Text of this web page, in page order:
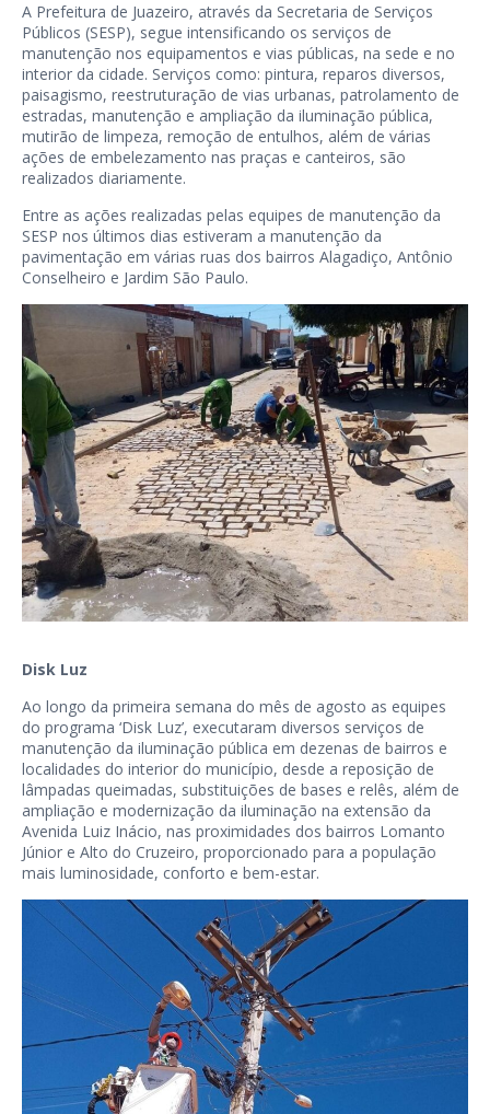
A Prefeitura de Juazeiro, através da Secretaria de Serviços
Públicos (SESP), segue intensificando os serviços de
manutenção nos equipamentos e vias públicas, na sede e no
interior da cidade. Serviços como: pintura, reparos diversos,
paisagismo, reestruturação de vias urbanas, patrolamento de
estradas, manutenção e ampliação da iluminação pública,
mutirão de limpeza, remoção de entulhos, além de várias
ações de embelezamento nas praças e canteiros, são
realizados diariamente.
Entre as ações realizadas pelas equipes de manutenção da
SESP nos últimos dias estiveram a manutenção da
pavimentação em várias ruas dos bairros Alagadiço, Antônio
Conselheiro e Jardim São Paulo.
Disk Luz
Ao longo da primeira semana do mês de agosto as equipes
do programa ‘Disk Luz’, executaram diversos serviços de
manutenção da iluminação pública em dezenas de bairros e
localidades do interior do município, desde a reposição de
lâmpadas queimadas, substituições de bases e relês, além de
ampliação e modernização da iluminação na extensão da
Avenida Luiz Inácio, nas proximidades dos bairros Lomanto
Júnior e Alto do Cruzeiro, proporcionado para a população
mais luminosidade, conforto e bem-estar.